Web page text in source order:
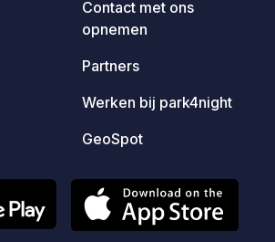
de boerderij.Contact met ons
opnemen
Partners
Werken bij park4night
GeoSpot